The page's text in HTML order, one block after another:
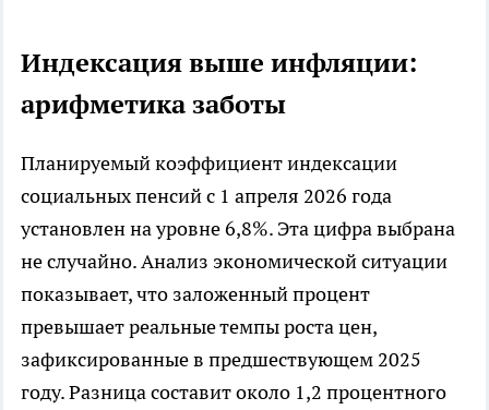
Индексация выше инфляции:
арифметика заботы
Планируемый коэффициент индексации
социальных пенсий с 1 апреля 2026 года
установлен на уровне 6,8%. Эта цифра выбрана
не случайно. Анализ экономической ситуации
показывает, что заложенный процент
превышает реальные темпы роста цен,
зафиксированные в предшествующем 2025
году. Разница составит около 1,2 процентного